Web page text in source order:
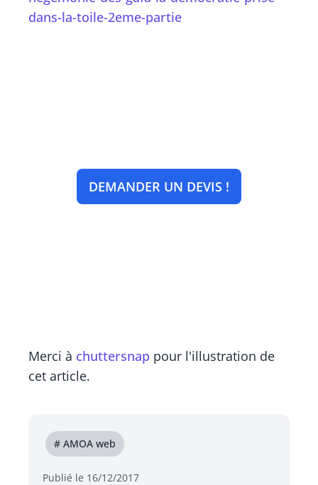
dans-la-toile-2eme-partie
DEMANDER UN DEVIS !
Merci à chuttersnap pour l'illustration de
cet article.
# AMOA web
Publié le 16/12/2017